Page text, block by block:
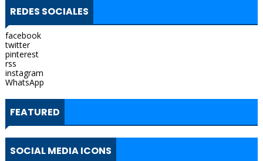
REDES SOCIALES
facebook
twitter
pinterest
rss
instagram
WhatsApp
FEATURED
SOCIAL MEDIA ICONS